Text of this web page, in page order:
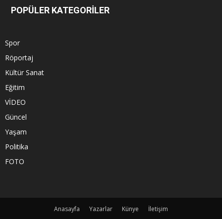
POPÜLER KATEGORİLER
Spor
Röportaj
Kültür Sanat
Eğitim
VİDEO
Güncel
Yaşam
Politika
FOTO
Anasayfa Yazarlar Künye
İletişim